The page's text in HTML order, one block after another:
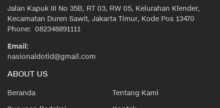
Jalan Kapuk III No 35B, RT 03, RW 05, Kelurahan Klender,
Kecamatan Duren Sawit, Jakarta Timur, Kode Pos 13470
Phone: 082348891111
Email:
nasionaldotid@gmail.com
ABOUT US
Beranda
Tentang Kami